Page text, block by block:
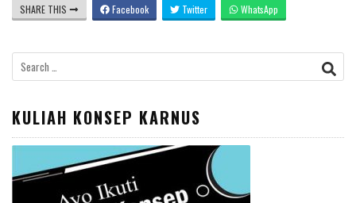
SHARE THIS Facebook Twitter WhatsApp
Search
for:
KULIAH KONSEP KARNUS